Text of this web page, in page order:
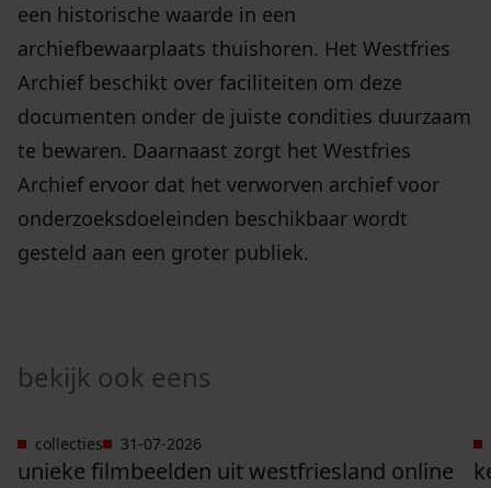
een historische waarde in een
archiefbewaarplaats thuishoren. Het Westfries
Archief beschikt over faciliteiten om deze
documenten onder de juiste condities duurzaam
te bewaren. Daarnaast zorgt het Westfries
Archief ervoor dat het verworven archief voor
onderzoeksdoeleinden beschikbaar wordt
gesteld aan een groter publiek.
bekijk ook eens
collecties 31-07-2026
unieke filmbeelden uit westfriesland online
Ga naar "Unieke filmbeelden uit Westfriesland